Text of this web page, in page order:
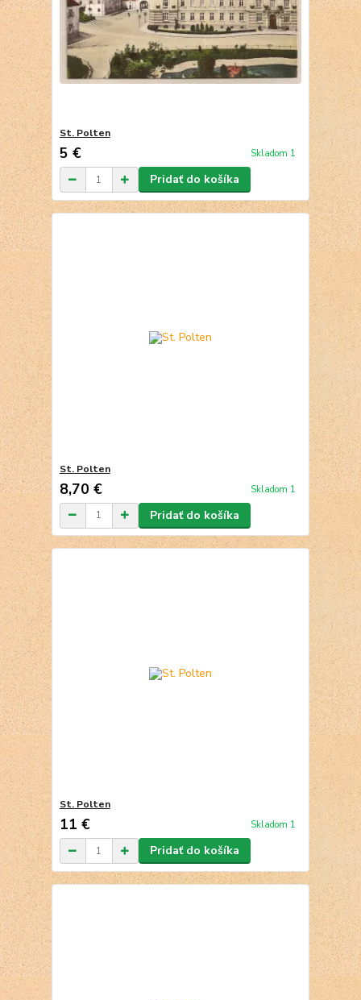
St. Polten
5 € Skladom 1
Pridať do košíka
St. Polten
8,70 € Skladom 1
Pridať do košíka
St. Polten
11 € Skladom 1
Pridať do košíka